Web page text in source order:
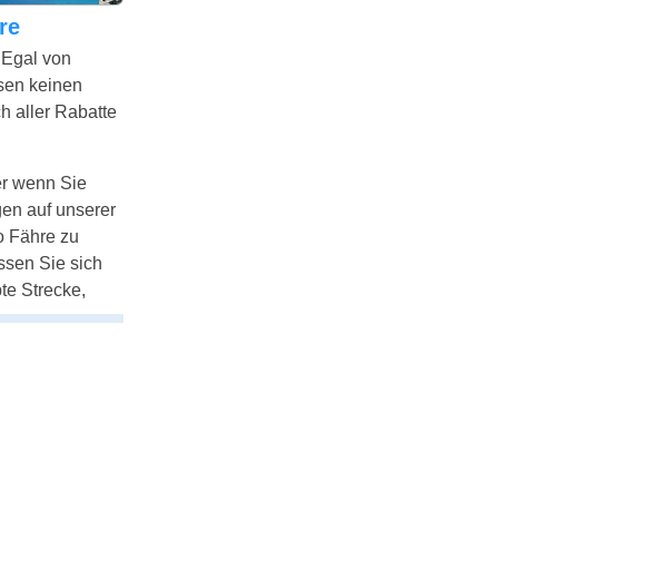
von
keinen
aller Rabatte
wenn Sie
auf unserer
Fähre zu
Sie sich
Strecke,